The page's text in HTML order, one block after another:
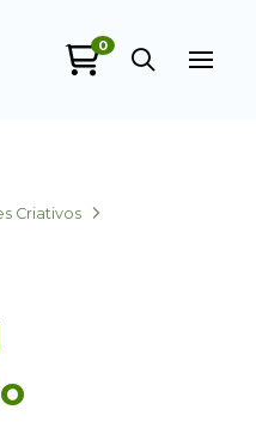
0
Criativos